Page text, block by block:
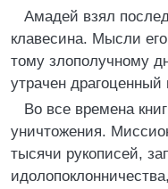
Амадей взял
клавесина. Мысли
тому злополучному
утрачен драгоценный
Во все времена
уничтожения.
тысячи рукописей,